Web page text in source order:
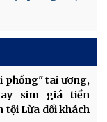
phồng" tai ương,
sim giá tiền
tội Lừa dối khách